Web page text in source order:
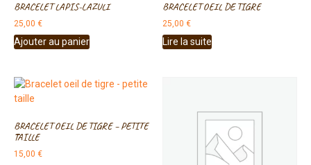
BRACELET LAPIS-LAZULI
25,00 €
Ajouter au panier
BRACELET OEIL DE TIGRE
25,00 €
Lire la suite
BRACELET OEIL DE TIGRE – PETITE
TAILLE
15,00 €